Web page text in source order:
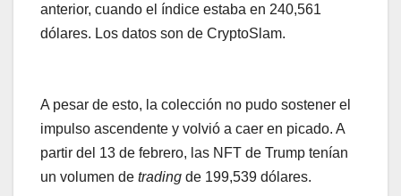
anterior, cuando el índice estaba en 240,561
dólares. Los datos son de CryptoSlam.
A pesar de esto, la colección no pudo sostener el
impulso ascendente y volvió a caer en picado. A
partir del 13 de febrero, las NFT de Trump tenían
un volumen de trading de 199,539 dólares.